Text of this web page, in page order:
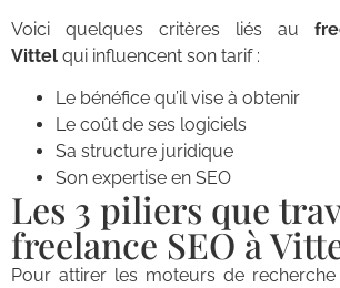
Voici quelques critères liés au
Vittel qui influencent son tarif :
Le bénéfice qu’il vise à obtenir
Le coût de ses logiciels
Sa structure juridique
Son expertise en SEO
Les 3 piliers que
freelance SEO à
Pour attirer les moteurs de